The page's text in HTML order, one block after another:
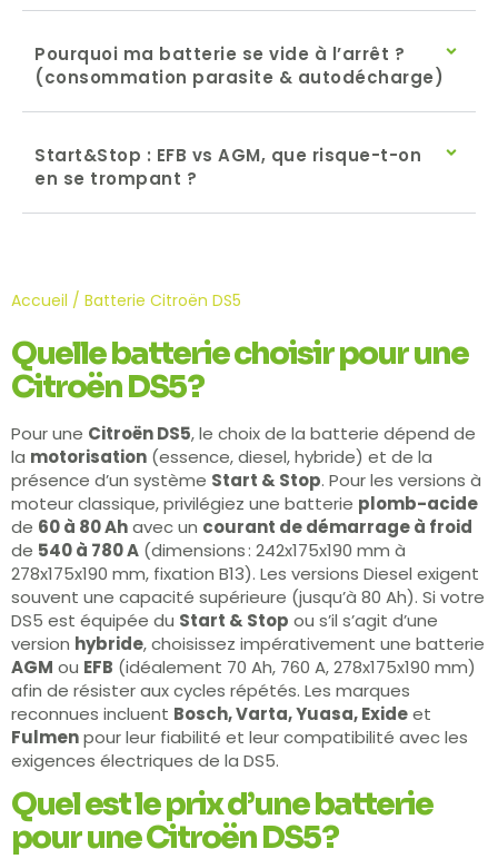
Pourquoi ma batterie se vide à l’arrêt ?
(consommation parasite & autodécharge)
Start&Stop : EFB vs AGM, que risque-t-on
en se trompant ?
Accueil / Batterie Citroën DS5
Quelle batterie choisir pour une
Citroën DS5 ?
Pour une Citroën DS5, le choix de la batterie dépend de
la motorisation (essence, diesel, hybride) et de la
présence d’un système Start & Stop. Pour les versions à
moteur classique, privilégiez une batterie plomb-acide
de 60 à 80 Ahavec un courant de démarrage à froid
de 540 à 780 A (dimensions : 242x175x190 mm à
278x175x190 mm, fixation B13). Les versions Diesel exigent
souvent une capacité supérieure (jusqu’à 80 Ah). Si votre
DS5 est équipée du Start & Stop ou s’il s’agit d’une
version hybride, choisissez impérativement une batterie
AGM ou EFB (idéalement 70 Ah, 760 A, 278x175x190 mm)
afin de résister aux cycles répétés. Les marques
reconnues incluent Bosch, Varta, Yuasa, Exideet
Fulmenpour leur fiabilité et leur compatibilité avec les
exigences électriques de la DS5.
Quel est le prix d’une batterie
pour une Citroën DS5 ?